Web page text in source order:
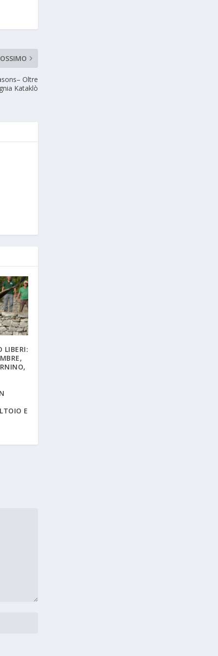
Oltre
Kataklò
LIBERI:
E